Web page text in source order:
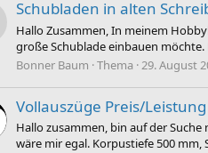
Schubladen in alten
Hallo Zusammen, In meinem
große Schublade einbauen
Bonner Baum Thema 29. August
Vollauszüge Preis/Leistung
Hallo zusammen, bin auf der
wäre mir egal. Korpustiefe 500 mm,